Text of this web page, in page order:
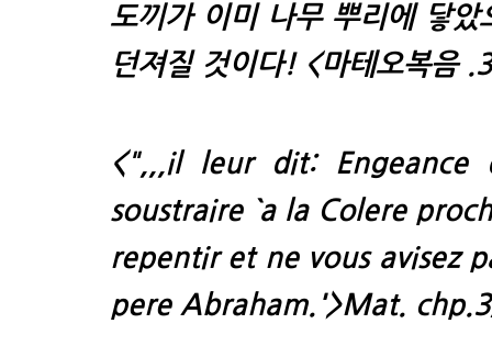
도끼가 이미 나무 뿌리에 닿
던져질 것이다! <마테오복음
<",,,il leur dit: Engeance
soustraire `a la Colere
repentir et ne vous avisez
pere Abraham.'>Mat.